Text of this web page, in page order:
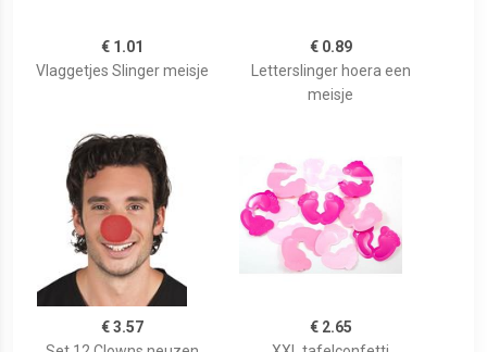
€ 1.01
Vlaggetjes Slinger meisje
€ 0.89
Letterslinger hoera een
meisje
€ 3.57
€ 2.65